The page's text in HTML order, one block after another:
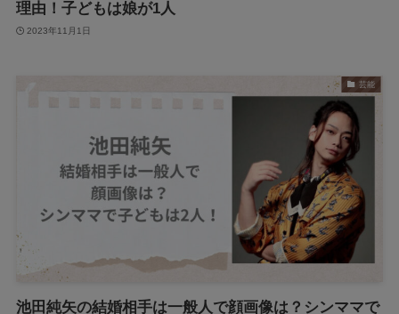
理由！子どもは娘が1人
2023年11月1日
芸能
池田純矢の結婚相手は一般人で顔画像は？シンママで